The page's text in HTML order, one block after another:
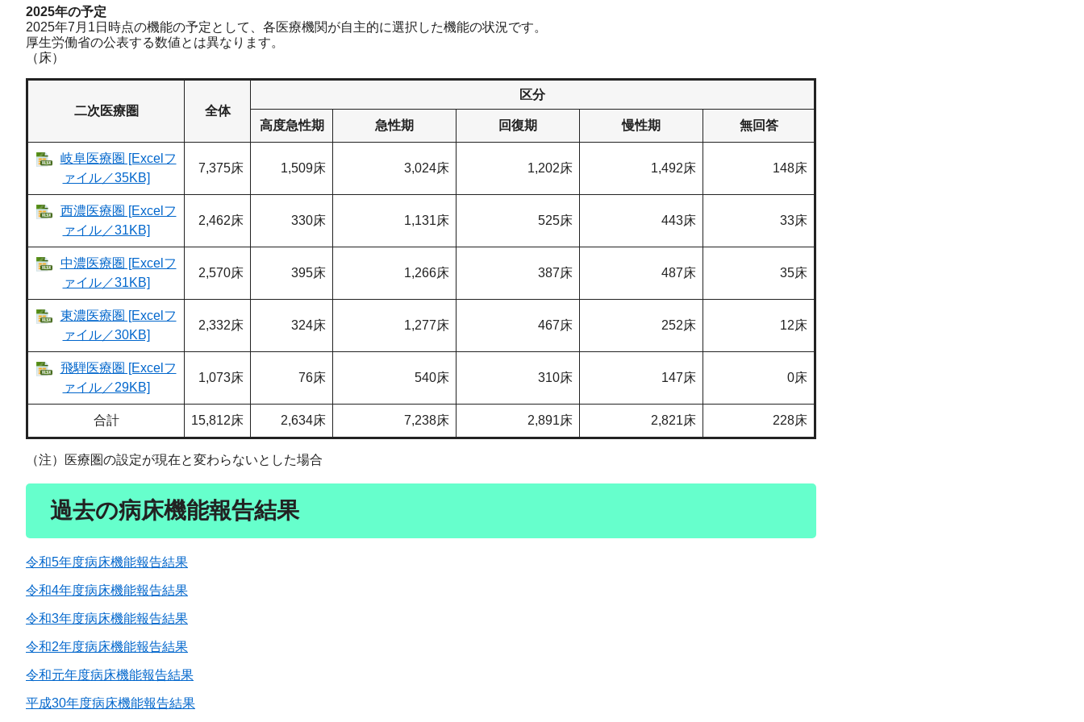
2025年の予定
2025年7月1日時点の機能の予定として、各医療機関が自主的に選択した機能の状況です。
厚生労働省の公表する数値とは異なります。
（床）
二次医療圏 全体
区分
高度急性期 急性期 回復期 慢性期 無回答
岐阜医療圏 [Excelフ
ァイル／35KB]
7,375床 1,509床 3,024床 1,202床 1,492床 148床
西濃医療圏 [Excelフ
ァイル／31KB]
2,462床 330床 1,131床 525床 443床 33床
中濃医療圏 [Excelフ
ァイル／31KB]
2,570床 395床 1,266床 387床 487床 35床
東濃医療圏 [Excelフ
ァイル／30KB]
2,332床 324床 1,277床 467床 252床 12床
飛騨医療圏 [Excelフ
ァイル／29KB]
1,073床 76床 540床 310床 147床 0床
合計 15,812床 2,634床 7,238床 2,891床 2,821床 228床
（注）医療圏の設定が現在と変わらないとした場合
過去の病床機能報告結果
令和5年度病床機能報告結果
令和4年度病床機能報告結果
令和3年度病床機能報告結果
令和2年度病床機能報告結果
令和元年度病床機能報告結果
平成30年度病床機能報告結果